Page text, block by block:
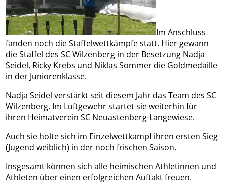
Im Anschluss
fanden noch die Staffelwettkämpfe statt. Hier gewann
die Staffel des SC Wilzenberg in der Besetzung Nadja
Seidel, Ricky Krebs und Niklas Sommer die Goldmedaille
in der Juniorenklasse.
Nadja Seidel verstärkt seit diesem Jahr das Team des SC
Wilzenberg. Im Luftgewehr startet sie weiterhin für
ihren Heimatverein SC Neuastenberg-Langewiese.
Auch sie holte sich im Einzelwettkampf ihren ersten Sieg
(Jugend weiblich) in der noch frischen Saison.
Insgesamt können sich alle heimischen Athletinnen und
Athleten über einen erfolgreichen Auftakt freuen.